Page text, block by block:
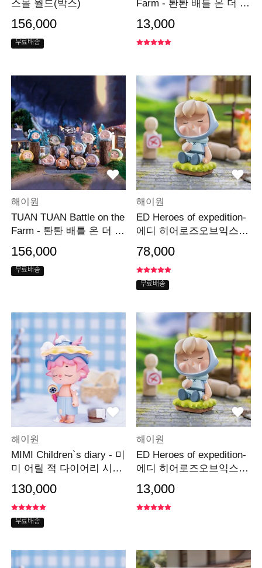
스몰 월드(박스)
156,000
무료배송
Farm - 퇀퇀 배틀 온 더 팜
(낱개)
13,000
해이원
TUAN TUAN Battle on the
Farm - 퇀퇀 배틀 온 더 팜
(박스)
156,000
무료배송
해이원
ED Heroes of expedition-
에디 히어로즈오브익스페
디션 시리즈_박스
78,000
무료배송
해이원
MIMI Children`s diary - 미
미 어릴 적 다이어리 시리
130,000
무료배송
해이원
ED Heroes of expedition-
에디 히어로즈오브익스페
13,000